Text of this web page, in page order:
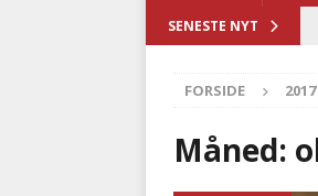
SENESTE NYT
FORSIDE 2017
Måned: